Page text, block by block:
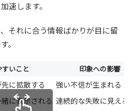
速します。
それに合う情報ばかりが目に留
。
いこと 印象への影響
に拡散する
強い不信が生まれる
に表示される 連続的な失敗に見える